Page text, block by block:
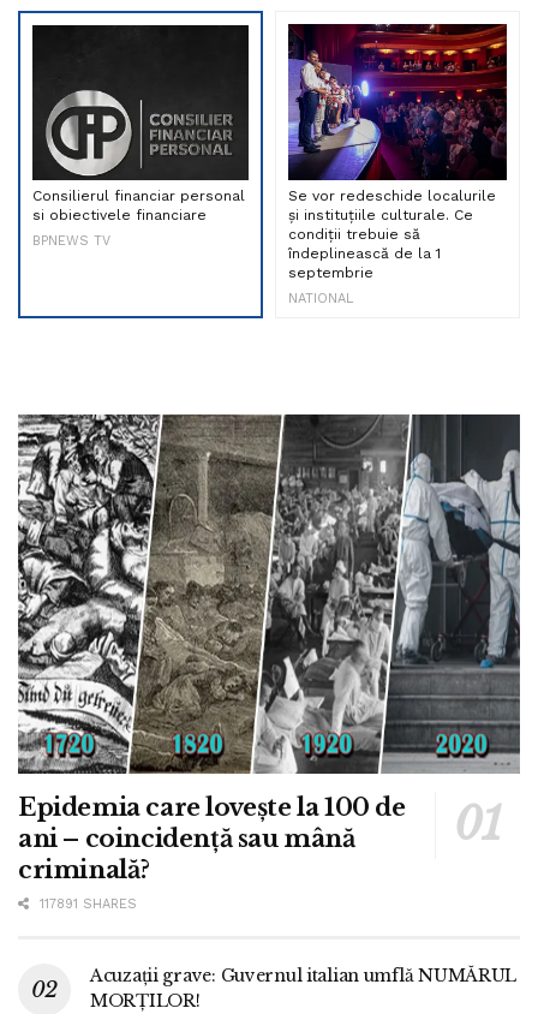
Consilierul financiar personal
si obiectivele financiare
BPNEWS TV
Se vor redeschide localurile
și instituțiile culturale. Ce
condiții trebuie să
îndeplinească de la 1
septembrie
NATIONAL
Epidemia care lovește la 100 de
ani – coincidență sau mână
criminală?
117891 SHARES
Acuzații grave: Guvernul italian umflă NUMĂRUL
MORȚILOR!